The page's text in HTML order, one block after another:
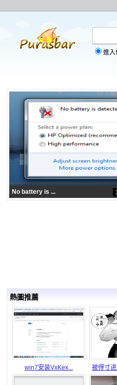
進入
土木老鸽（）
熱圖推薦
win7安装VxKex... 被得寸